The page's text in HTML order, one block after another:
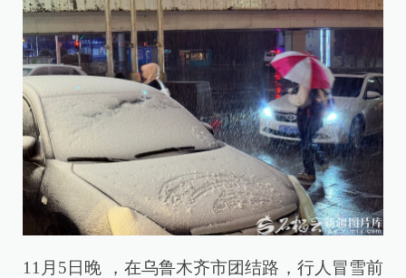
11月5日晚 ，在乌鲁木齐市团结路，行人冒雪前